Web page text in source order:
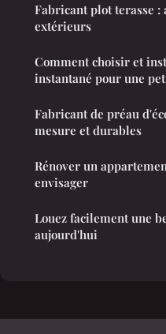
Fabricant plot terasse :
extérieurs
Comment choisir et
instantané pour une
Fabricant de préau
mesure et durables
Rénover un
envisager
Louez facilement une
aujourd'hui